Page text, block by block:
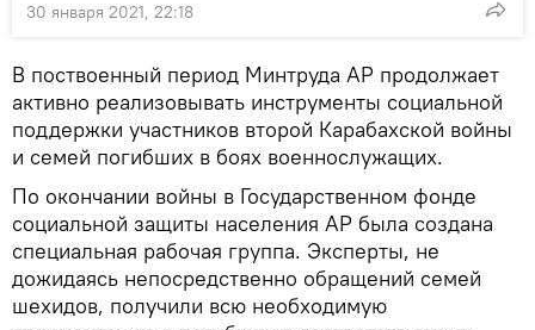
30 января 2021, 22:18
В поствоенный период Минтруда АР продолжает
активно реализовывать инструменты социальной
поддержки участников второй Карабахской войны
и семей погибших в боях военнослужащих.
По окончании войны в Государственном фонде
социальной защиты населения АР была создана
специальная рабочая группа. Эксперты, не
дожидаясь непосредственно обращений семей
шехидов, получили всю необходимую